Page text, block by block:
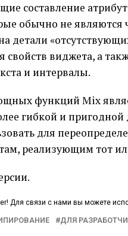
составление
обычно не являются
детали
виджета, а
и интервалы.
функций Mix
гибкой и
для
реализующим тот
Для связи с нами вы можете
ДЛЯ